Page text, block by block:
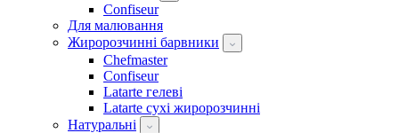
Confiseur
Для малювання
Жиророзчинні барвники
Chefmaster
Confiseur
Latarte гелеві
Latarte сухі жиророзчинні
Натуральні